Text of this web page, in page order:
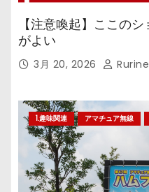
【注意喚起】ここの
がよい
3月 20, 2026
1.趣味関連 アマチュア無線